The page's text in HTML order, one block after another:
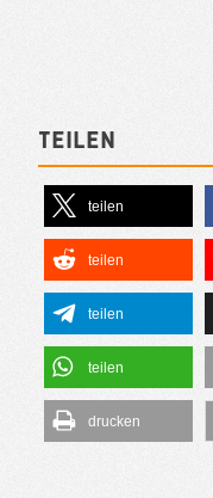
Teilen
teilen
teilen
teilen
teilen
drucken